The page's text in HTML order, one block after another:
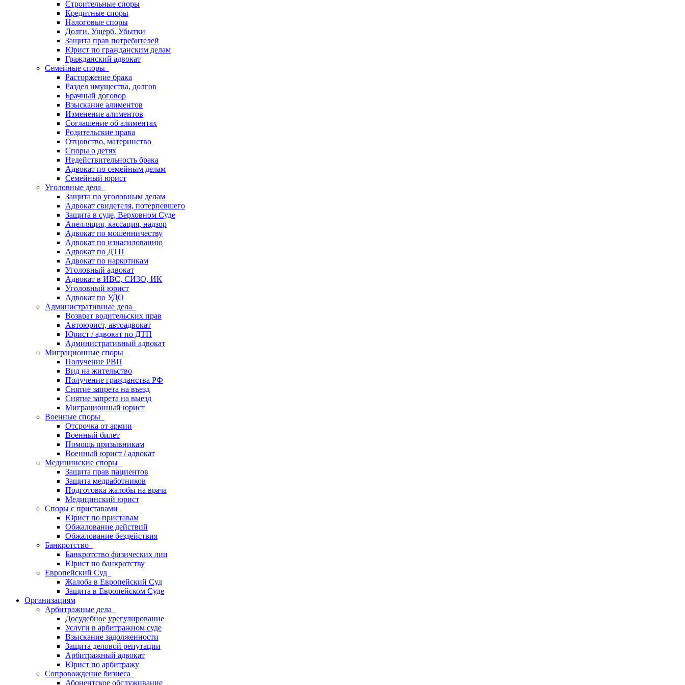
Строительные споры
Кредитные споры
Налоговые споры
Долги. Ущерб. Убытки
Защита прав потребителей
Юрист по гражданским делам
Гражданский адвокат
Семейные споры
Расторжение брака
Раздел имущества, долгов
Брачный договор
Взыскание алиментов
Изменение алиментов
Соглашение об алиментах
Родительские права
Отцовство, материнство
Споры о детях
Недействительность брака
Адвокат по семейным делам
Семейный юрист
Уголовные дела
Защита по уголовным делам
Адвокат свидетеля, потерпевшего
Защита в суде, Верховном Суде
Апелляция, кассация, надзор
Адвокат по мошенничеству
Адвокат по изнасилованию
Адвокат по ДТП
Адвокат по наркотикам
Уголовный адвокат
Адвокат в ИВС, СИЗО, ИК
Уголовный юрист
Адвокат по УДО
Административные дела
Возврат водительских прав
Автоюрист, автоадвокат
Юрист / адвокат по ДТП
Административный адвокат
Миграционные споры
Получение РВП
Вид на жительство
Получение гражданства РФ
Снятие запрета на въезд
Снятие запрета на выезд
Миграционный юрист
Военные споры
Отсрочка от армии
Военный билет
Помощь призывникам
Военный юрист / адвокат
Медицинские споры
Защита прав пациентов
Защита медработников
Подготовка жалобы на врача
Медицинский юрист
Споры с приставами
Юрист по приставам
Обжалование действий
Обжалование бездействия
Банкротство
Банкротство физических лиц
Юрист по банкротству
Европейский Суд
Жалоба в Европейский Суд
Защита в Европейском Суде
Организациям
Арбитражные дела
Досудебное урегулирование
Услуги в арбитражном суде
Взыскание задолженности
Защита деловой репутации
Арбитражный адвокат
Юрист по арбитражу
Сопровождение бизнеса
Абонентское обслуживание